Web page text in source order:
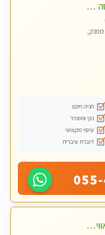
מומלץ לחלוטין!!!! מעסה מקצועית מהממת ואיכותית פרטי!!!לזוגות +לבית המלון - ללא מין !!
חניה חינם
נקי ומסודר
עיסוי מקצועי
דוברת עיברית
מומלץ לחלוטין עיסוי באווירה מקסימה מעסה עם ידיי זהב חוויה בלתי נשכחת ללא מין Massage- Absolutely recommended no sex